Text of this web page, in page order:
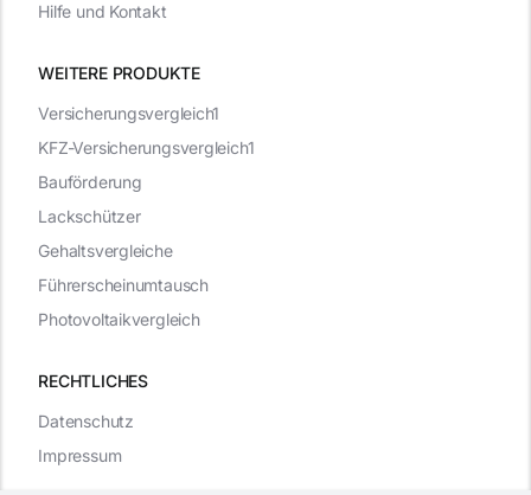
WEITERE PRODUKTE
RECHTLICHES
Datenschutz
Impressum
Versicherungsvergleich1
KFZ-Versicherungsvergleich1
Bauförderung
Lackschützer
Gehaltsvergleiche
Führerscheinumtausch
Photovoltaikvergleich
Hilfe und Kontakt